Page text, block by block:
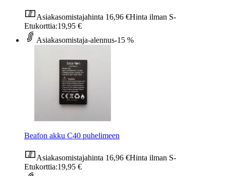
Asiakasomistajahinta 16,96 €Hinta ilman S-
Etukorttia:19,95 €
Asiakasomistaja-alennus-15 %
Beafon akku C40 puhelimeen
Asiakasomistajahinta 16,96 €Hinta ilman S-
Etukorttia:19,95 €